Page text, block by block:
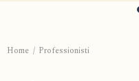
Home Professionisti